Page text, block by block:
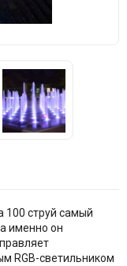
100 струй самый
именно он
RGB-светильником